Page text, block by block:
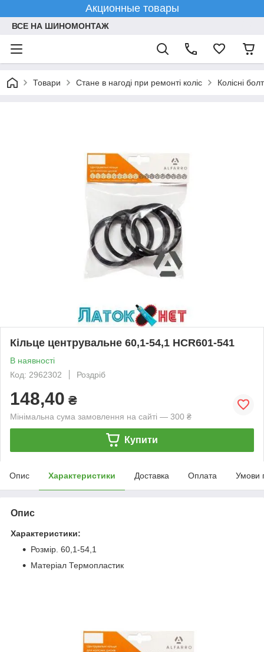
Акционные товары
ВСЕ НА ШИНОМОНТАЖ
Товари Стане в нагоді при ремонті коліс Колісні
Кільце центрувальне 60,1-54,1 HCR601-541
В наявності
Код: 2962302
Роздріб
148,40 ₴
Мінімальна сума замовлення на сайті — 300 ₴
Купити
Опис Характеристики Доставка Оплата Умови
Опис
Характеристики:
Розмір. 60,1-54,1
Матеріал Термопластик